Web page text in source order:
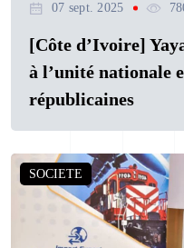
07 sept. 2025
[Côte d’Ivoire]
à l’unité nationale
républicaines
SOCIETE